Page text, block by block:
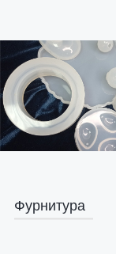
Фурнитура